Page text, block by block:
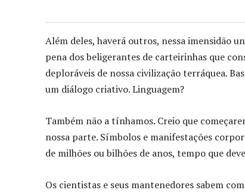
Além deles, haverá outros, nessa imensidão
pena dos beligerantes de carteirinhas que
deploráveis de nossa civilização terráquea.
um diálogo criativo. Linguagem?
Também não a tínhamos. Creio que
nossa parte. Símbolos e manifestações
de milhões ou bilhões de anos, tempo que
Os cientistas e seus mantenedores sabem